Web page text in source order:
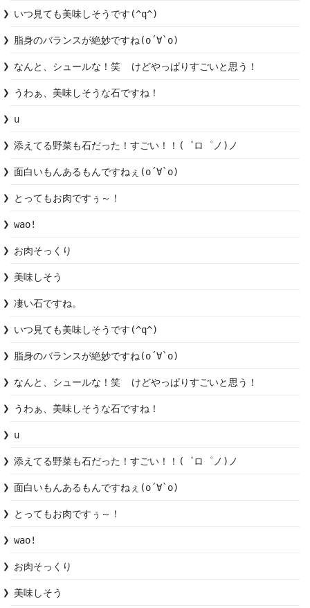
いつ見ても美味しそうです(^q^)
脂身のバランスが絶妙ですね(о´∀`о)
なんと、シュールな！笑  けどやっぱりすごいと思う！
うわぁ、美味しそうな石ですね！
u
添えてる野菜も石だった！すごい！！(゜ロ゜ノ)ノ
面白いもんあるもんですねぇ(о´∀`о)
とってもお肉ですぅ～！
wao!
お肉そっくり
凄い石ですね。
いつ見ても美味しそうです(^q^)
脂身のバランスが絶妙ですね(о´∀`о)
なんと、シュールな！笑  けどやっぱりすごいと思う！
うわぁ、美味しそうな石ですね！
u
添えてる野菜も石だった！すごい！！(゜ロ゜ノ)ノ
面白いもんあるもんですねぇ(о´∀`о)
とってもお肉ですぅ～！
wao!
お肉そっくり